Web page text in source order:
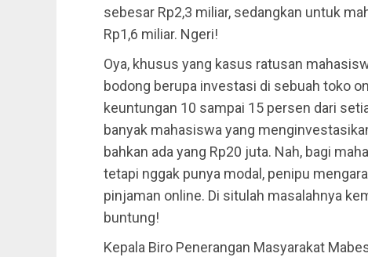
sebesar Rp2,3 miliar, sedangkan untuk
Rp1,6 miliar. Ngeri!
Oya, khusus yang kasus ratusan
bodong berupa investasi di sebuah toko
keuntungan 10 sampai 15 persen dari
banyak mahasiswa yang
bahkan ada yang Rp20 juta. Nah, bagi
tetapi nggak punya modal, penipu
pinjaman online. Di situlah masalahnya
buntung!
Kepala Biro Penerangan Masyarakat